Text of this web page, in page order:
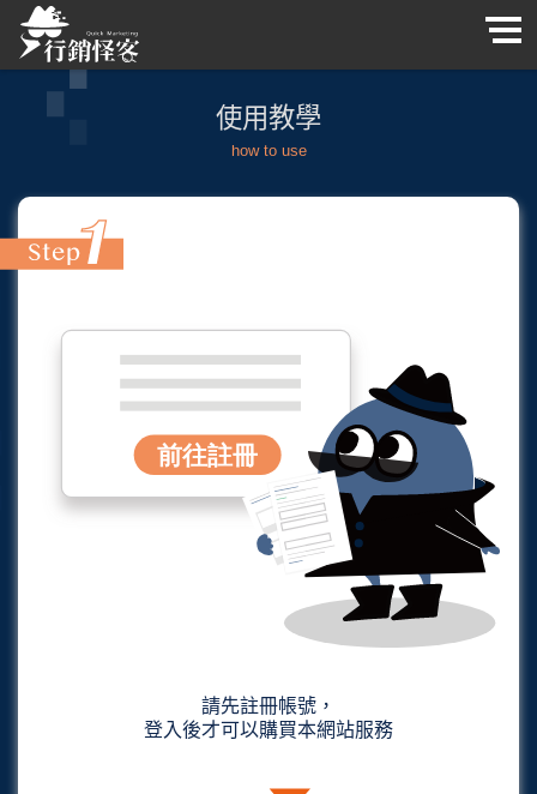
使用教學
how to use
請先註冊帳號，
登入後才可以購買本網站服務